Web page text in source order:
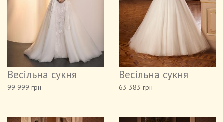
Весільна сукня
99 999 грн
Весільна сукня
63 383 грн